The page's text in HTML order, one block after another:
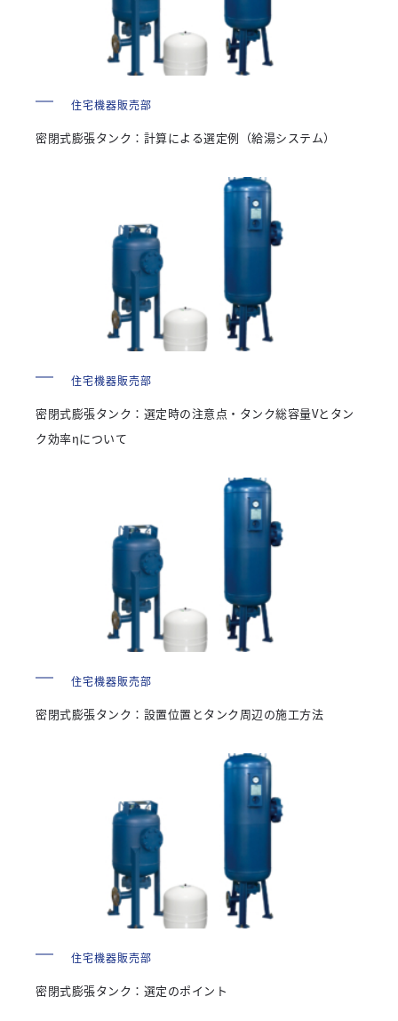
住宅機器販売部
密閉式膨張タンク：計算による選定例（給湯システム）
住宅機器販売部
密閉式膨張タンク：選定時の注意点・タンク総容量Vとタン
ク効率ηについて
住宅機器販売部
密閉式膨張タンク：設置位置とタンク周辺の施工方法
住宅機器販売部
密閉式膨張タンク：選定のポイント